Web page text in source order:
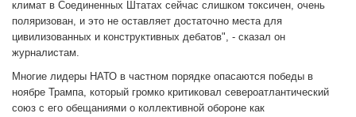
климат в Соединенных Штатах сейчас слишком токсичен, очень
поляризован, и это не оставляет достаточно места для
цивилизованных и конструктивных дебатов", - сказал он
журналистам.
Многие лидеры НАТО в частном порядке опасаются победы в
ноябре Трампа, который громко критиковал североатлантический
союз с его обещаниями о коллективной обороне как